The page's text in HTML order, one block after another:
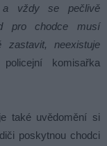
a vždy se pečlivě
pro chodce musí
zastavit, neexistuje
komisařka
také uvědomění si
poskytnou chodci